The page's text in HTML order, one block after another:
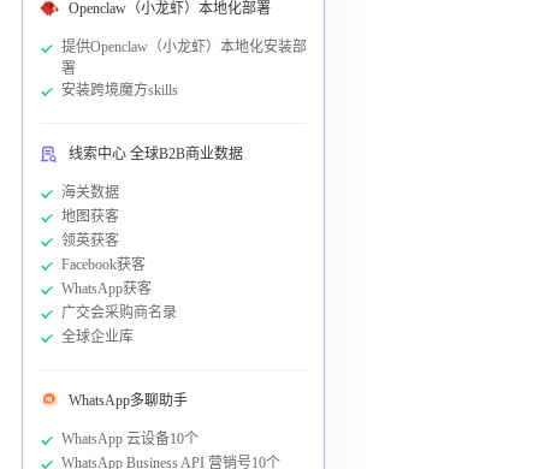
Openclaw（小龙虾）本地化部署
提供Openclaw（小龙虾）本地化安装部
署
安装跨境魔方skills
线索中心 全球B2B商业数据
海关数据
地图获客
领英获客
Facebook获客
WhatsApp获客
广交会采购商名录
全球企业库
WhatsApp多聊助手
WhatsApp 云设备10个
WhatsApp Business API 营销号10个